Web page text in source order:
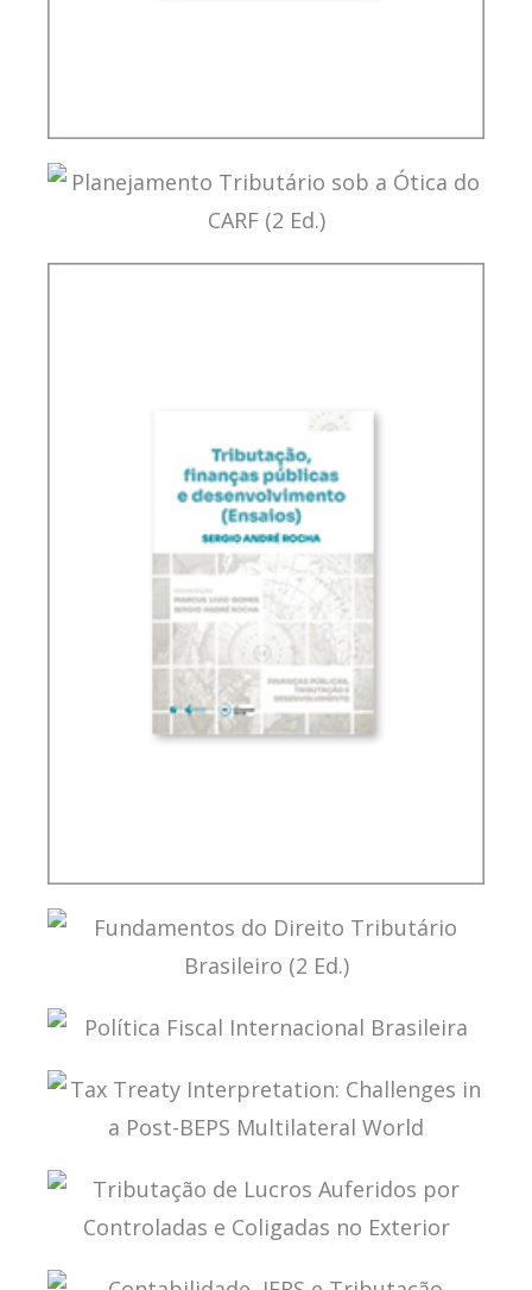
POLÍTICA FISCAL INTERNACIONAL BRASILEIRA (2
ED.)
PLANEJAMENTO TRIBUTÁRIO SOB A ÓTICA DO
TRIBUTAÇÃO, FINANÇAS PÚBLICAS E
DESENVOLVIMENTO (ENSAIOS)
FUNDAMENTOS DO DIREITO TRIBUTÁRIO
BRASILEIRO (2 ED.)
POLÍTICA FISCAL INTERNACIONAL BRASILEIRA
TAX TREATY INTERPRETATION: CHALLENGES IN
A POST-BEPS MULTILATERAL WORLD
TRIBUTAÇÃO DE LUCROS AUFERIDOS POR